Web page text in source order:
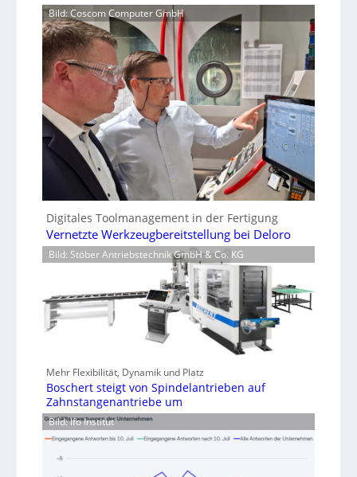
Bild: Coscom Computer GmbH
Digitales Toolmanagement in der Fertigung
Vernetzte Werkzeugbereitstellung bei Deloro
Bild: Stöber Antriebstechnik GmbH & Co. KG
Mehr Flexibilität, Dynamik und Platz
Boschert steigt von Spindelantrieben auf
Zahnstangenantriebe um
Bild: Ifo Institut